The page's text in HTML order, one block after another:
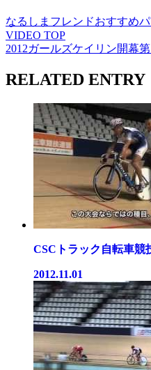
なるしまフレンドおすすめ
VIDEO TOP
2012ガールズケイリン開幕
RELATED ENTRY
CSCトラック自転車競
2012.11.01